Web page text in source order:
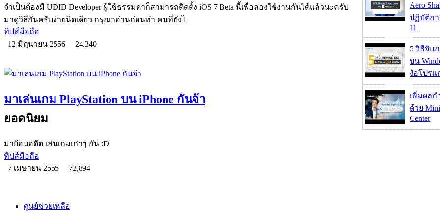
จำเป็นต้องมี UDID Developer ผู้ใช้ธรรมดาก็สามารถติดตั้ง iOS 7 Beta นี้เพื่อลองใช้งานกันได้แล้วนะครับ
มาดูวิธีกันครับง่ายนิดเดียว กรุณาอ่านก่อนทำ คนที่ยังไ
ทิปส์มือถือ
12 มิถุนายน 2556
24,340
มาเล่นเกม PlayStation บน iPhone กันจ้า
ยอดนิยม
มาย้อนอดีต เล่นเกมเก่าๆ กัน :D
ทิปส์มือถือ
7 เมษายน 2555
72,894
Aero
ปฏิบัติกา
11
5 วิธีจับ
บน
ง้อโปรแ
เพิ่มผลก
ด้วย
Center
ศูนย์ช่วยเหลือ